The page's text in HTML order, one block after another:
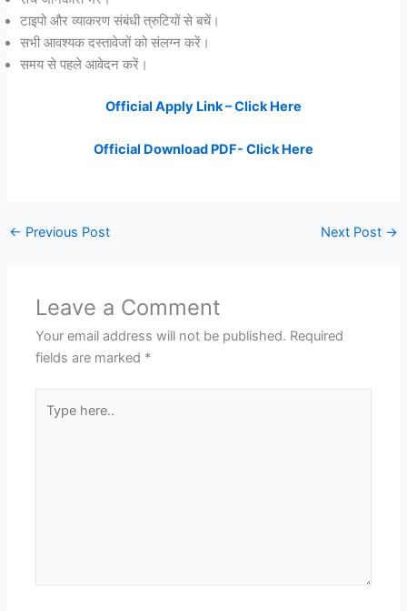
टाइपो और व्याकरण संबंधी त्रुटियों से बचें।
सभी आवश्यक दस्तावेजों को संलग्न करें।
समय से पहले आवेदन करें।
Official Apply Link – Click Here
Official Download PDF- Click Here
← Previous Post Next Post →
Leave a Comment
Your email address will not be published. Required
fields are marked *
here..